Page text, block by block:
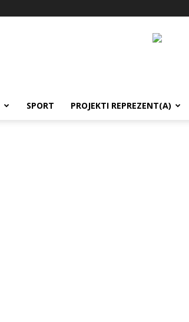
SPORT PROJEKTI REPREZENT(A)